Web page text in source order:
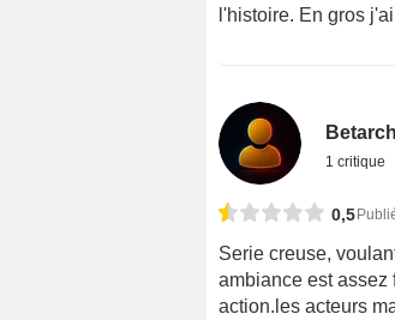
l'histoire. En gros
1 critique
0,5
Serie creuse,
ambiance est assez
action.les acteurs